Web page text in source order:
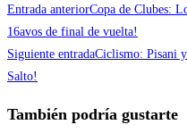
Entrada anteriorCopa de Clubes:
16avos de final de vuelta!
Siguiente entradaCiclismo: Pisani
Salto!
También podría gustarte